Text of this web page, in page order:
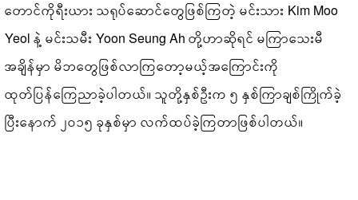
တောင်ကိုရီးယား သရုပ်ဆောင်တွေဖြစ်ကြတဲ့ မင်းသား Kim Moo
Yeol နဲ့ မင်းသမီး Yoon Seung Ah တို့ဟာဆိုရင် မကြာသေးမီ
အချိန်မှာ မိဘတွေဖြစ်လာကြတော့မယ့်အကြောင်းကို
ထုတ်ပြန်ကြေညာခဲ့ပါတယ်။ သူတို့နှစ်ဦးက ၅ နှစ်ကြာချစ်ကြိုက်ခဲ့
ပြီးနောက် ၂၀၁၅ ခုနှစ်မှာ လက်ထပ်ခဲ့ကြတာဖြစ်ပါတယ်။